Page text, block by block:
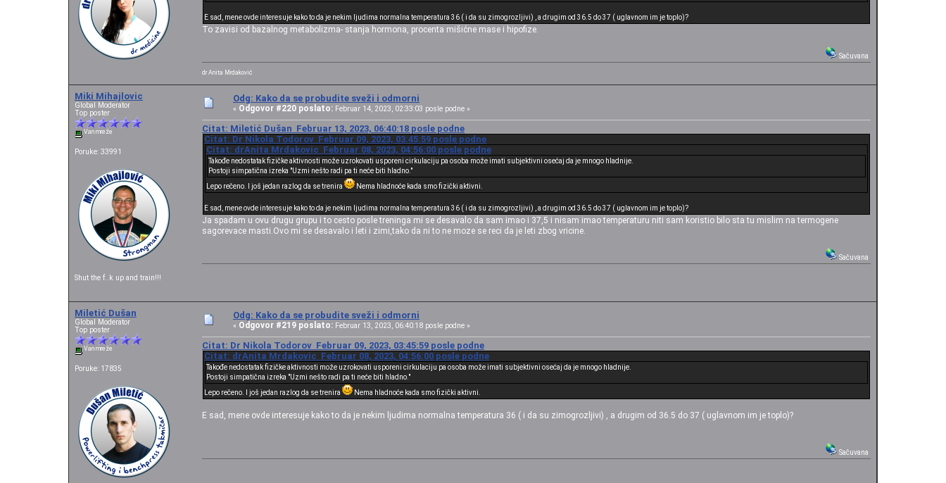
E sad, mene ovde interesuje kako to da je nekim ljudima normalna temperatura 36 ( i da su zimogrozljivi) , a drugim od 36.5 do 37 ( uglavnom im je toplo)?
To zavisi od bazalnog metabolizma- stanja hormona, procenta mišićne mase i hipofize.
Sačuvana
dr Anita Mrdaković
Miki Mihajlovic
Global Moderator
Top poster
Van mreže
Poruke: 33991
Shut the f..k up and train!!!
Odg: Kako da se probudite sveži i odmorni
« Odgovor #220 poslato: Februar 14, 2023, 02:33:03 posle podne »
Citat: Miletić Dušan Februar 13, 2023, 06:40:18 posle podne
Citat: Dr Nikola Todorov Februar 09, 2023, 03:45:59 posle podne
Citat: drAnita Mrdakovic Februar 08, 2023, 04:56:00 posle podne
Takođe nedostatak fizičke aktivnosti može uzrokovati usporeni cirkulaciju pa osoba može imati subjektivni osećaj da je mnogo hladnije.
Postoji simpatična izreka "Uzmi nešto radi pa ti neće biti hladno."
Lepo rečeno. I još jedan razlog da se trenira
Nema hladnoće kada smo fizički aktivni.
E sad, mene ovde interesuje kako to da je nekim ljudima normalna temperatura 36 ( i da su zimogrozljivi) , a drugim od 36.5 do 37 ( uglavnom im je toplo)?
Ja spadam u ovu drugu grupu i to cesto posle treninga mi se desavalo da sam imao i 37,5 i nisam imao temperaturu niti sam koristio bilo sta tu mislim na termogene
sagorevace masti.Ovo mi se desavalo i leti i zimi,tako da ni to ne moze se reci da je leti zbog vricine.
Sačuvana
Miletić Dušan
Global Moderator
Top poster
Van mreže
Poruke: 17835
Odg: Kako da se probudite sveži i odmorni
« Odgovor #219 poslato: Februar 13, 2023, 06:40:18 posle podne »
Citat: Dr Nikola Todorov Februar 09, 2023, 03:45:59 posle podne
Citat: drAnita Mrdakovic Februar 08, 2023, 04:56:00 posle podne
Takođe nedostatak fizičke aktivnosti može uzrokovati usporeni cirkulaciju pa osoba može imati subjektivni osećaj da je mnogo hladnije.
Postoji simpatična izreka "Uzmi nešto radi pa ti neće biti hladno."
Lepo rečeno. I još jedan razlog da se trenira
Nema hladnoće kada smo fizički aktivni.
E sad, mene ovde interesuje kako to da je nekim ljudima normalna temperatura 36 ( i da su zimogrozljivi) , a drugim od 36.5 do 37 ( uglavnom im je toplo)?
Sačuvana